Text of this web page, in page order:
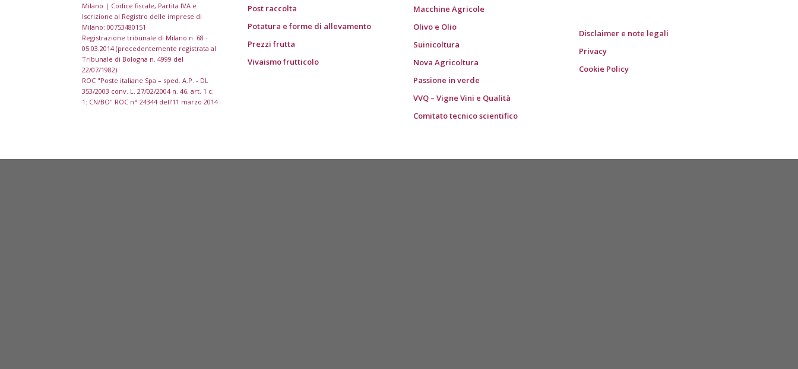
Milano | Codice fiscale, Partita IVA e
Iscrizione al Registro delle imprese di
Milano: 00753480151
Registrazione tribunale di Milano n. 68 -
05.03.2014 (precedentemente registrata al
Tribunale di Bologna n. 4999 del
22/07/1982)
ROC "Poste italiane Spa – sped. A.P. - DL
353/2003 conv. L. 27/02/2004 n. 46, art. 1 c.
1: CN/BO" ROC n° 24344 dell’11 marzo 2014
Post raccolta
Potatura e forme di allevamento
Prezzi frutta
Vivaismo frutticolo
Macchine Agricole
Olivo e Olio
Suinicoltura
Nova Agricoltura
Passione in verde
VVQ – Vigne Vini e Qualità
Comitato tecnico scientifico
Disclaimer e note legali
Privacy
Cookie Policy